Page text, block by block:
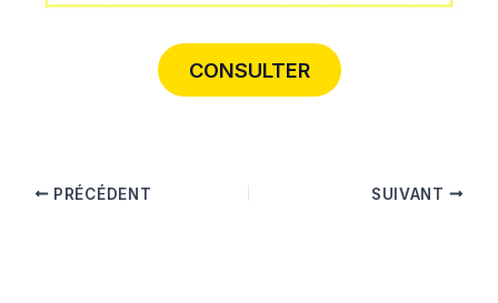
CONSULTER
PRÉCÉDENT SUIVANT